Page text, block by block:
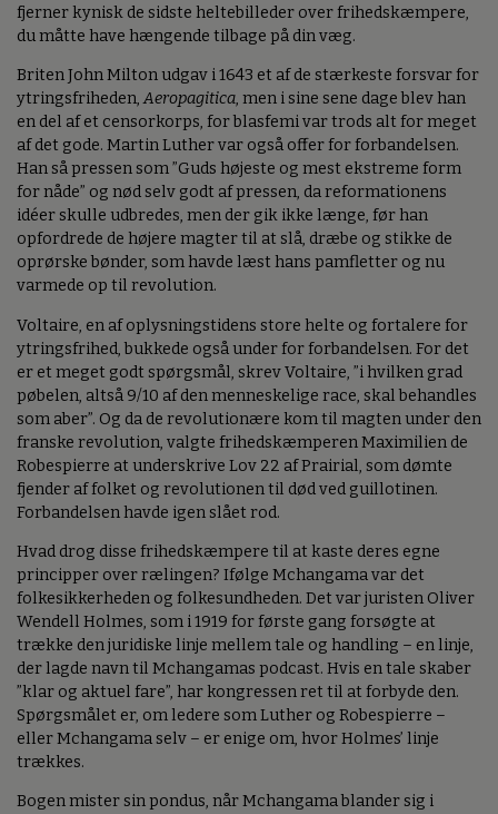
fjerner kynisk de sidste heltebilleder over frihedskæmpere,
du måtte have hængende tilbage på din væg.
Briten John Milton udgav i 1643 et af de stærkeste forsvar for
ytringsfriheden,Aeropagitica, men i sine sene dage blev han
en del af et censorkorps, for blasfemi var trods alt for meget
af det gode. Martin Luther var også offer for forbandelsen.
Han så pressen som ”Guds højeste og mest ekstreme form
for nåde” og nød selv godt af pressen, da reformationens
idéer skulle udbredes, men der gik ikke længe, før han
opfordrede de højere magter til at slå, dræbe og stikke de
oprørske bønder, som havde læst hans pamfletter og nu
varmede op til revolution.
Voltaire, en af oplysningstidens store helte og fortalere for
ytringsfrihed, bukkede også under for forbandelsen. For det
er et meget godt spørgsmål, skrev Voltaire, ”i hvilken grad
pøbelen, altså 9/10 af den menneskelige race, skal behandles
som aber”. Og da de revolutionære kom til magten under den
franske revolution, valgte frihedskæmperen Maximilien de
Robespierre at underskrive Lov 22 af Prairial, som dømte
fjender af folket og revolutionen til død ved guillotinen.
Forbandelsen havde igen slået rod.
Hvad drog disse frihedskæmpere til at kaste deres egne
principper over rælingen? Ifølge Mchangama var det
folkesikkerheden og folkesundheden. Det var juristen Oliver
Wendell Holmes, som i 1919 for første gang forsøgte at
trække den juridiske linje mellem tale og handling – en linje,
der lagde navn til Mchangamas podcast. Hvis en tale skaber
”klar og aktuel fare”, har kongressen ret til at forbyde den.
Spørgsmålet er, om ledere som Luther og Robespierre –
eller Mchangama selv – er enige om, hvor Holmes’ linje
trækkes.
Bogen mister sin pondus, når Mchangama blander sig i